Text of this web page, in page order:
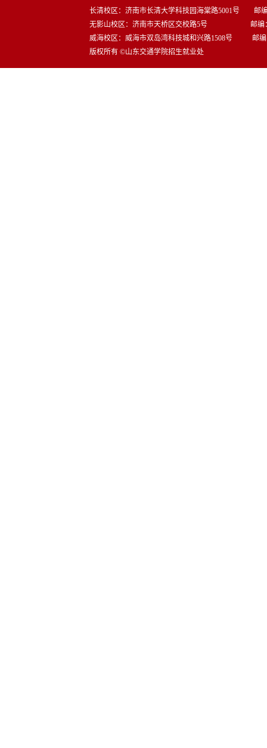
长清校区：济南市长清大学科技园海棠路5001号 邮编
无影山校区：济南市天桥区交校路5号 邮编：
威海校区：威海市双岛湾科技城和兴路1508号 邮编
版权所有 ©山东交通学院招生就业处